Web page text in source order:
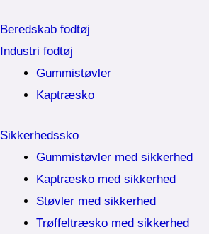
Beredskab fodtøj
Industri fodtøj
Gummistøvler
Kaptræsko
Sikkerhedssko
Gummistøvler med sikkerhed
Kaptræsko med sikkerhed
Støvler med sikkerhed
Trøffeltræsko med sikkerhed